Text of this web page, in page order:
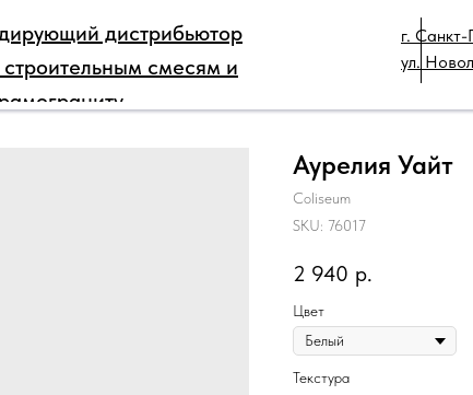
ДЛЯ ПРОФЕССИОНАЛОВ КАТАЛОГ
КОНТАКТЫ
дистрибьютор
строительным смесям и
г. Санкт-
ул.
Аурелия Уайт
Coliseum
SKU: 76017
2 940 р.
Цвет
Текстура